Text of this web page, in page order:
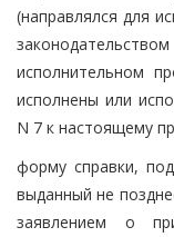
(направлялся для
исполнительном
исполнены или
N 7 к настоящему
форму справки,
выданный не
заявлением о